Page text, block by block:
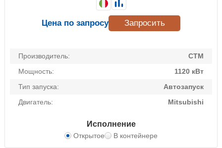
Производитель:
CTM
Мощность:
1120 кВт
Тип запуска:
Автозапуск
Двигатель:
Mitsubishi
Исполнение
Открытое В контейнере
Цена по запросу Запросить